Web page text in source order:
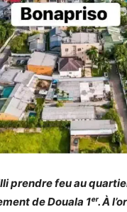
prendre feu au
de Douala 1ᵉʳ. À